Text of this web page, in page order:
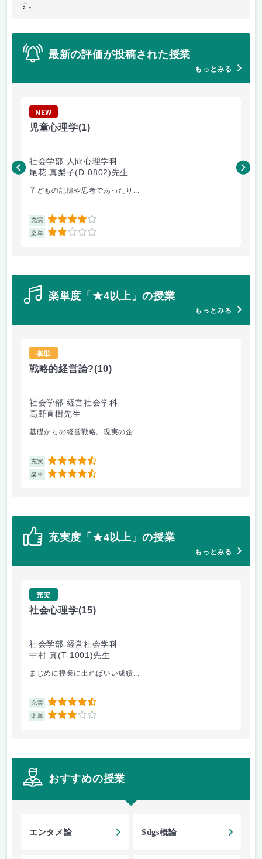
す。
最新の評価が投稿された授業
もっとみる
NEW
児童心理学(1)
社会学部 人間心理学科
尾花 真梨子(D-0802)先生
子どもの記憶や思考であったり...
充実 4
楽単 2
西
楽単度「★4以上」の授業
もっとみる
楽単
戦略的経営論?(10)
社会学部 経営社会学科
高野直樹先生
基礎からの経営戦略。現実の企...
充実 4.5
楽単 4.5
充実度「★4以上」の授業
もっとみる
充実
社会心理学(15)
社会学部 経営社会学科
中村 真(T-1001)先生
まじめに授業に出ればいい成績...
充実 4.5
楽単 3
おすすめの授業
エンタメ論 Sdgs概論